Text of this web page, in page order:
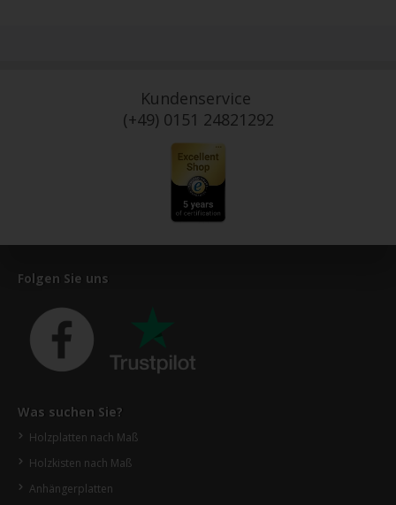
Kundenservice
(+49) 0151 24821292
Folgen Sie uns
Was suchen Sie?
Holzplatten nach Maß
Holzkisten nach Maß
Anhängerplatten